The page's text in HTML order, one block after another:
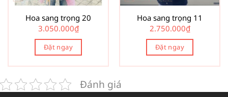
Hoa sang trọng 20
3.050.000₫
Đặt ngay
Hoa sang trọng 11
2.750.000₫
Đặt ngay
Đánh giá